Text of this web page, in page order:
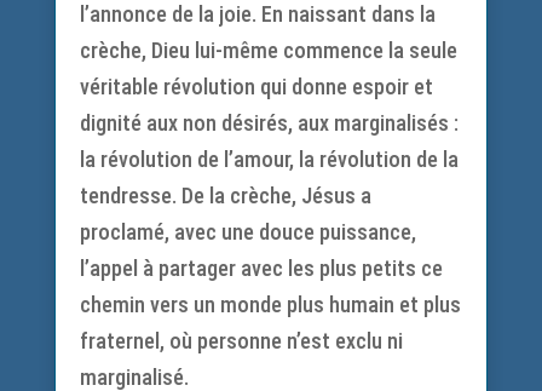
l’annonce de la joie. En naissant dans la
crèche, Dieu lui-même commence la seule
véritable révolution qui donne espoir et
dignité aux non désirés, aux marginalisés :
la révolution de l’amour, la révolution de la
tendresse. De la crèche, Jésus a
proclamé, avec une douce puissance,
l’appel à partager avec les plus petits ce
chemin vers un monde plus humain et plus
fraternel, où personne n’est exclu ni
marginalisé.